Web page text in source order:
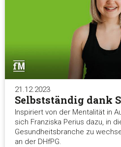
21.12.2023
Selbstständig dank
Inspiriert von der Mentalität in
sich Franziska Perius dazu, in
Gesundheitsbranche zu
an der DHfPG.